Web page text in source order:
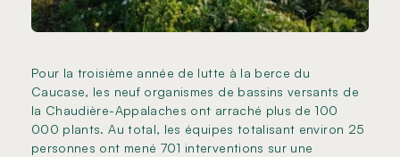
Pour la troisième année de lutte à la berce du
Caucase, les neuf organismes de bassins versants de
la Chaudière-Appalaches ont arraché plus de 100
000 plants. Au total, les équipes totalisant environ 25
personnes ont mené 701 interventions sur une